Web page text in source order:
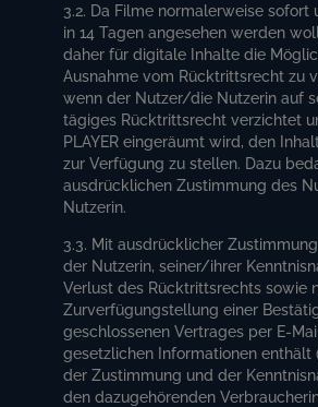
3.2. Da Filme normalerweise sofort
in 14 Tagen angesehen werden
daher für digitale Inhalte die
Ausnahme vom Rücktrittsrecht zu
wenn der Nutzer/die Nutzerin auf
tägiges Rücktrittsrecht verzichtet
PLAYER eingeräumt wird, den
zur Verfügung zu stellen. Dazu
ausdrücklichen Zustimmung des
Nutzerin.
3.3. Mit ausdrücklicher
der Nutzerin, seiner/ihrer
Verlust des Rücktrittsrechts sowie
Zurverfügungstellung einer
geschlossenen Vertrages per E-
gesetzlichen Informationen enthält
der Zustimmung und der
den dazugehörenden